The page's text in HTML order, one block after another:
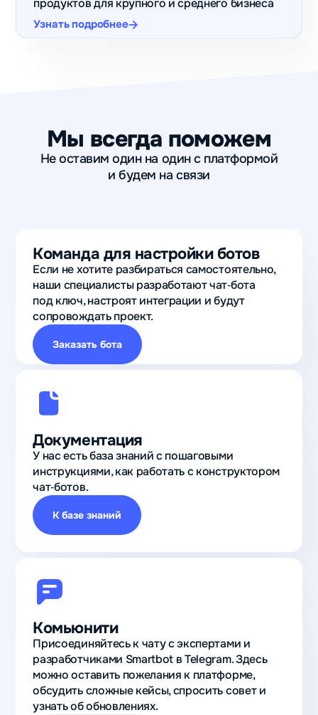
продуктов для крупного и среднего бизнеса
Узнать подробнее
Мы всегда поможем
Не оставим один на один с платформой
и будем на связи
Команда для настройки ботов
Если не хотите разбираться самостоятельно,
наши специалисты разработают чат‑бота
под ключ, настроят интеграции и будут
сопровождать проект.
Заказать бота
Документация
У нас есть база знаний с пошаговыми
инструкциями, как работать с конструктором
чат‑ботов.
К базе знаний
Комьюнити
Присоединяйтесь к чату с экспертами и
разработчиками Smartbot в Telegram. Здесь
можно оставить пожелания к платформе,
обсудить сложные кейсы, спросить совет и
узнать об обновлениях.